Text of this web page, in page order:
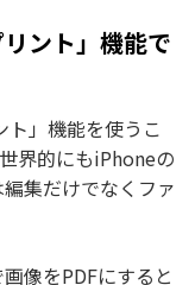
ント」機能で
」機能を使うこ
界的にもiPhoneの
集だけでなくファ
像をPDFにすると